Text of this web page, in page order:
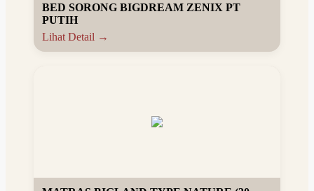
BED SORONG BIGDREAM ZENIX PT
PUTIH
Lihat Detail →